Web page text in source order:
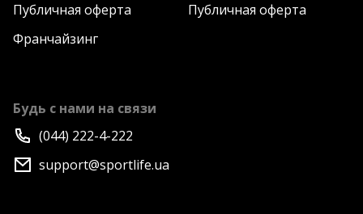
Публичная оферта
Публичная оферта
Франчайзинг
Будь с нами на связи
(044) 222-4-222
support@sportlife.ua